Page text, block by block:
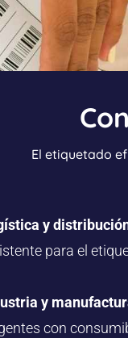
El etiquetado
y
para el
y
con